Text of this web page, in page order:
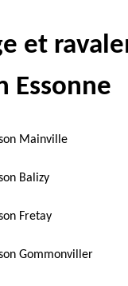
et
Essonne
Mainville
Balizy
Fretay
Gommonviller